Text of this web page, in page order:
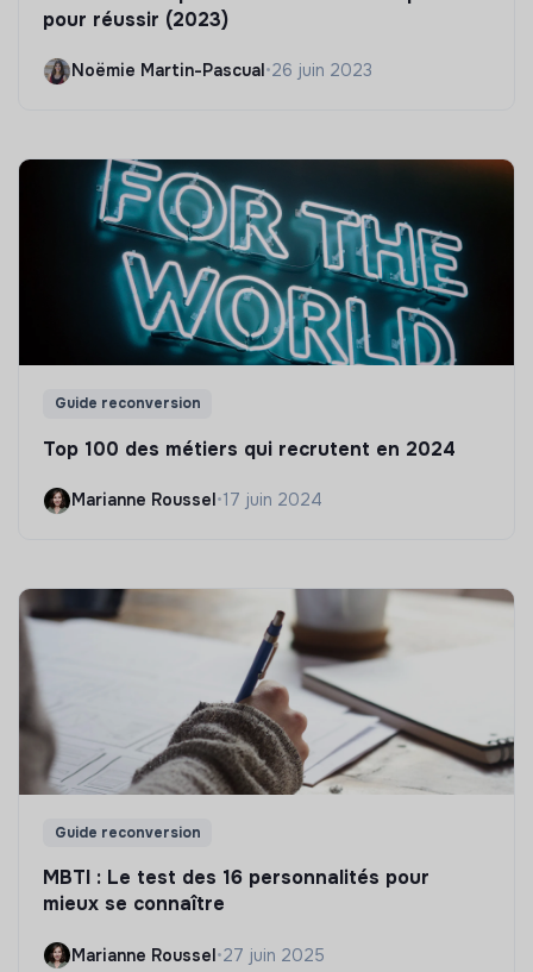
pour réussir (2023)
Noëmie Martin-Pascual •26 juin 2023
Guide reconversion
Top 100 des métiers qui recrutent en 2024
Marianne Roussel•17 juin 2024
Guide reconversion
MBTI : Le test des 16 personnalités pour
mieux se connaître
Marianne Roussel•27 juin 2025